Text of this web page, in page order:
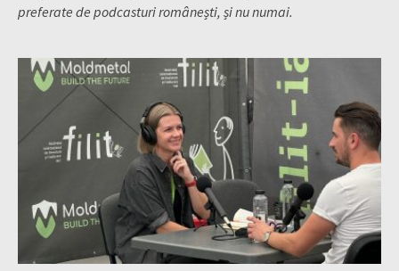
preferate de podcasturi românești, și nu numai.